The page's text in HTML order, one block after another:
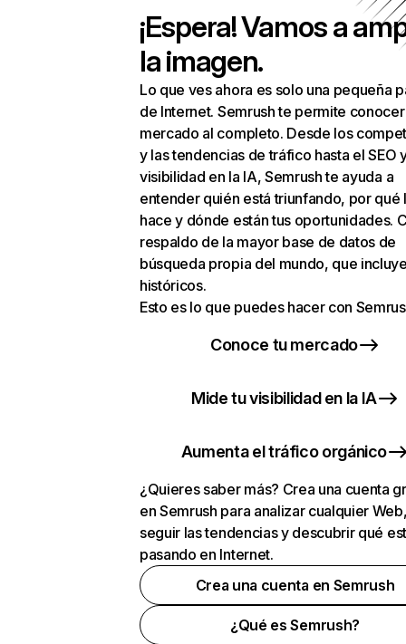
¡Espera! Vamos a
la imagen.
Lo que ves ahora es solo una pequeña
de Internet. Semrush te permite
mercado al completo. Desde los
y las tendencias de tráfico hasta el SEO
visibilidad en la IA, Semrush te ayuda a
entender quién está triunfando, por qué
hace y dónde están tus oportunidades.
respaldo de la mayor base de datos de
búsqueda propia del mundo, que
históricos.
Esto es lo que puedes hacer con
Conoce tu mercado
Mide tu visibilidad en la IA
Aumenta el tráfico orgánico
¿Quieres saber más? Crea una cuenta
en Semrush para analizar cualquier
seguir las tendencias y descubrir qué
pasando en Internet.
Crea una cuenta en Semrush
¿Qué es Semrush?